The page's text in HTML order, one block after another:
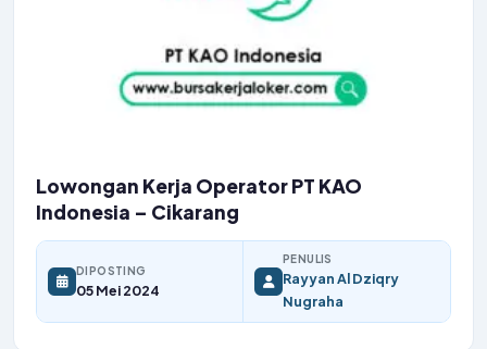
Lowongan Kerja Operator PT KAO
Indonesia – Cikarang
DIPOSTING
05 Mei 2024
PENULIS
Rayyan Al Dziqry
Nugraha